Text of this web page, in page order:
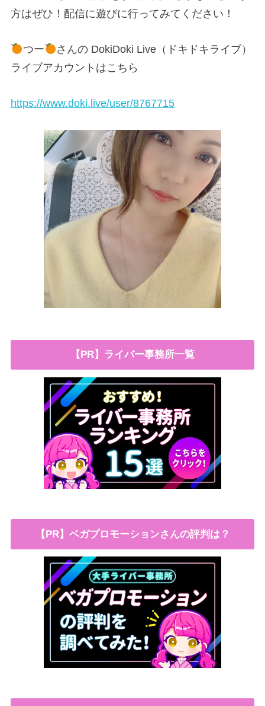
方はぜひ！配信に遊びに行ってみてください！
つー
さんの DokiDoki Live（ドキドキライブ）
ライブアカウントはこちら
https://www.doki.live/user/8767715
【PR】ライバー事務所一覧
【PR】ベガプロモーションさんの評判は？